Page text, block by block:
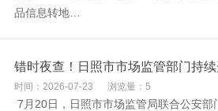
品信息转地…
错时夜查！日照市市场监管部门持
时间：2026-07-23 浏览量：5
7月20日，日照市市场监管局联合公安